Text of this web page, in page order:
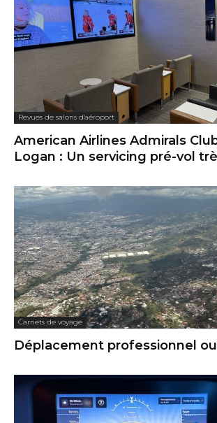
Revues de salons d'aéroport
American Airlines Admirals
Logan : Un servicing pré-vol
Carnets de voyage
Déplacement professionnel ou